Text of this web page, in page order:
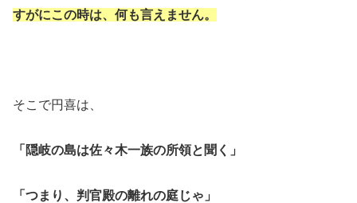
すがにこの時は、何も言えません。
そこで円喜は、
「隠岐の島は佐々木一族の所領と聞く」
「つまり、判官殿の離れの庭じゃ」